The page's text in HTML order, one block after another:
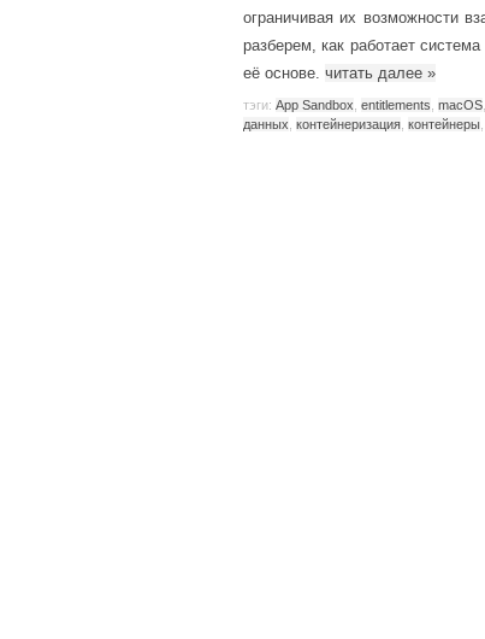
ограничивая их возможности
разберем, как работает
её основе. читать далее »
тэги: App Sandbox entitlements macOS
данных контейнеризация контейнеры